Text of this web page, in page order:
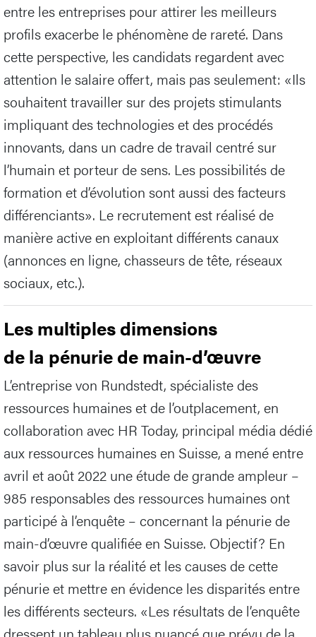
entre les entreprises pour attirer les meilleurs
profils exacerbe le phénomène de rareté. Dans
cette perspective, les candidats regardent avec
attention le salaire offert, mais pas seulement: «Ils
souhaitent travailler sur des projets stimulants
impliquant des technologies et des procédés
innovants, dans un cadre de travail centré sur
l’humain et porteur de sens. Les possibilités de
formation et d’évolution sont aussi des facteurs
différenciants». Le recrutement est réalisé de
manière active en exploitant différents canaux
(annonces en ligne, chasseurs de tête, réseaux
sociaux, etc.).
Les multiples dimensions
de la pénurie de main-d’œuvre
L’entreprise von Rundstedt, spécialiste des
ressources humaines et de l’outplacement, en
collaboration avec HR Today, principal média dédié
aux ressources humaines en Suisse, a mené entre
avril et août 2022 une étude de grande ampleur –
985 responsables des ressources humaines ont
participé à l’enquête – concernant la pénurie de
main-d’œuvre qualifiée en Suisse. Objectif? En
savoir plus sur la réalité et les causes de cette
pénurie et mettre en évidence les disparités entre
les différents secteurs. «Les résultats de l’enquête